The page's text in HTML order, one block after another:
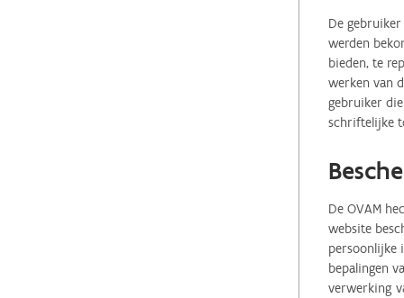
De
werden
bieden, te
werken van
gebruiker
schriftelijke
De OVAM
website
persoonlijke
bepalingen
verwerking